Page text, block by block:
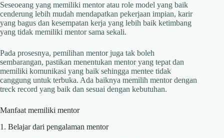
Seseoeang yang memiliki mentor atau role model yang baik
cenderung lebih mudah mendapatkan pekerjaan impian, karir
yang bagus dan kesempatan kerja yang lebih baik ketimbang
yang tidak memiliki mentor sama sekali.
Pada prosesnya, pemilihan mentor juga tak boleh
sembarangan, pastikan menentukan mentor yang tepat dan
memiliki komunikasi yang baik sehingga mentee tidak
canggung untuk terbuka. Ada baiknya memilih mentor dengan
treck record yang baik dan sesuai dengan kebutuhan.
Manfaat memiliki mentor
1. Belajar dari pengalaman mentor